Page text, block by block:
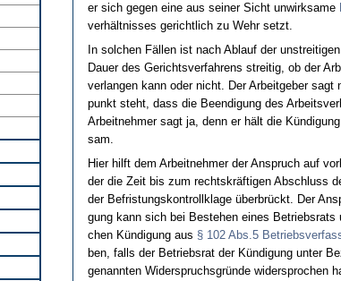
er sich ge­gen ei­ne aus sei­ner Sicht un­wirk­sa­me
verhält­nis­ses ge­richt­lich zu Wehr setzt.
In sol­chen Fällen ist nach Ab­lauf der
Dau­er des Ge­richts­ver­fah­rens strei­tig, ob der
ver­lan­gen kann oder nicht. Der Ar­beit­ge­ber
punkt steht, dass die Be­en­di­gung des
Ar­beit­neh­mer sagt ja, denn er hält die
sam.
Hier hilft dem Ar­beit­neh­mer der An­spruch auf
der die Zeit bis zum rechts­kräfti­gen Ab­schluss
der Be­fris­tungs­kon­troll­kla­ge über­brückt. Der
gung kann sich bei Be­ste­hen ei­nes
chen Kündi­gung aus § 102 Abs.5
ben, falls der Be­triebs­rat der Kündi­gung un­ter
ge­nann­ten Wi­der­spruchs­gründe wi­der­spro­chen